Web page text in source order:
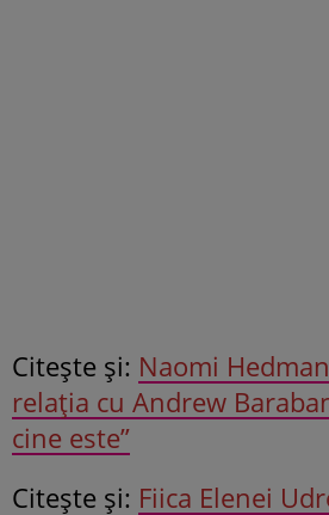
Citeşte şi: Naomi
relația cu Andrew
cine este”
Citeşte şi: Fiica Elenei